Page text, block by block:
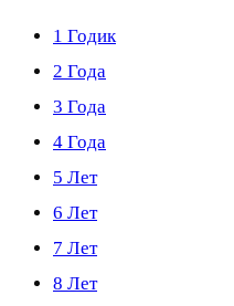
1 Годик
2 Года
3 Года
4 Года
5 Лет
6 Лет
7 Лет
8 Лет